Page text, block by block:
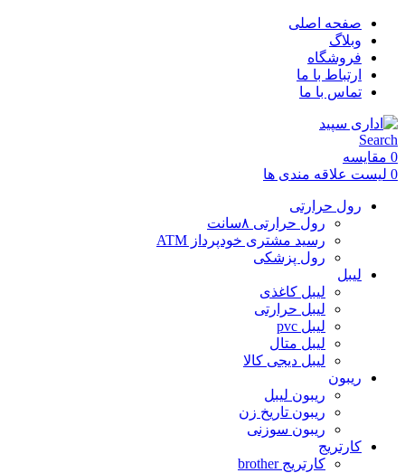
صفحه اصلی
وبلاگ
فروشگاه
ارتباط با ما
تماس با ما
Search
0 مقایسه
0 لیست علاقه مندی ها
رول حرارتی
رول حرارتی ۸سانت
رسید مشتری خودپرداز ATM
رول پزشکی
لیبل
لیبل کاغذی
لیبل حرارتی
لیبل pvc
لیبل متال
لیبل دیجی کالا
ریبون
ریبون لیبل
ریبون تاریخ زن
ریبون سوزنی
کارتریج
کارتریج brother